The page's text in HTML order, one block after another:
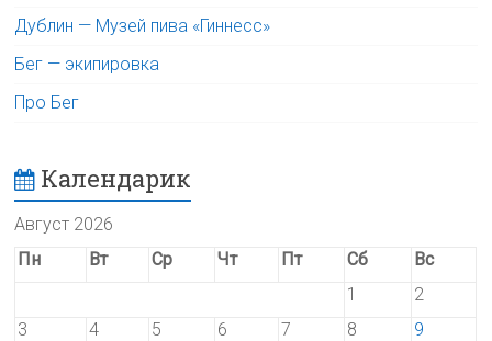
Дублин — Музей пива «Гиннесс»
Бег — экипировка
Про Бег
Календарик
Август 2026
Пн
Вт Ср Чт Пт Сб
Вс
1
2
3
4 5 6 7 8
9